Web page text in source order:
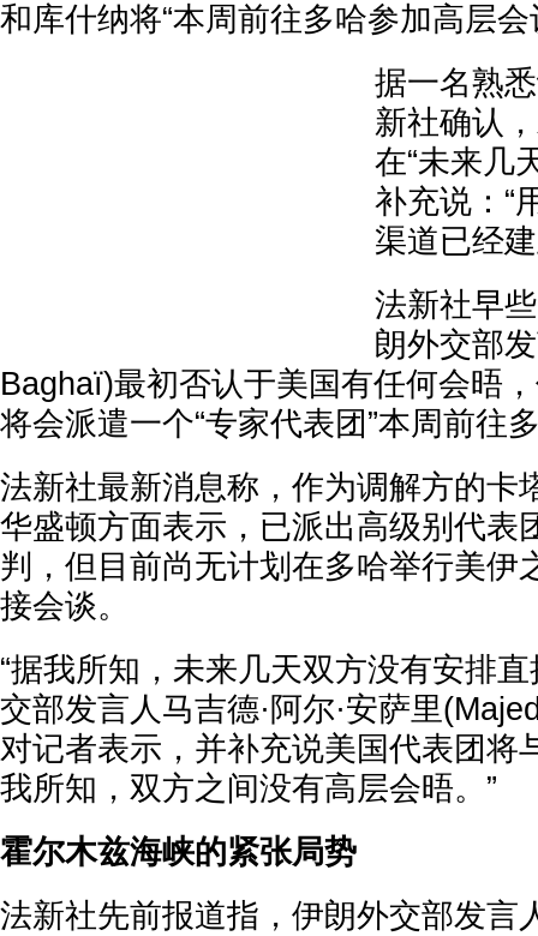
和库什纳将“本周前往多哈参加高层会
据一名熟
新社确认
在“未来几
补充说：“
渠道已经
法新社早
朗外交部
Baghaï)最初否认于美国有任何会晤
将会派遣一个“专家代表团”本周前往
法新社最新消息称，作为调解方的卡
华盛顿方面表示，已派出高级别代表
判，但目前尚无计划在多哈举行美伊
接会谈。
“据我所知，未来几天双方没有安排
交部发言人马吉德·阿尔·安萨里
对记者表示，并补充说美国代表团将
我所知，双方之间没有高层会晤。”
霍尔木兹海峡的紧张局势
法新社先前报道指，伊朗外交部发言